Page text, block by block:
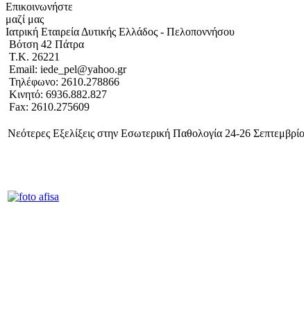
Επικοινωνήστε
μαζί μας
Ιατρική Εταιρεία Δυτικής Ελλάδος - Πελοποννήσου
Βότση 42 Πάτρα
Τ.Κ. 26221
Email: iede_pel@yahoo.gr
Τηλέφωνο: 2610.278866
Κινητό: 6936.882.827
Fax: 2610.275609
Νεότερες Εξελίξεις στην Εσωτερική Παθολογία 24-26